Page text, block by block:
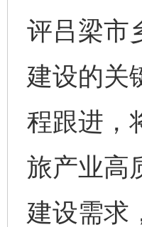
评吕梁市
建设的关
程跟进，
旅产业高
建设需求